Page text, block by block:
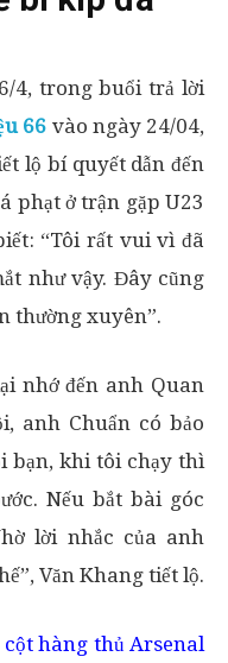
4, trong buổi trả lời
66 vào ngày 24/04,
lộ bí quyết dẫn đến
phạt ở trận gặp U23
“Tôi rất vui vì đã
như vậy. Đây cũng
thường xuyên”.
nhớ đến anh Quan
anh Chuẩn có bảo
bạn, khi tôi chạy thì
Nếu bắt bài góc
lời nhắc của anh
Văn Khang tiết lộ.
hàng thủ Arsenal